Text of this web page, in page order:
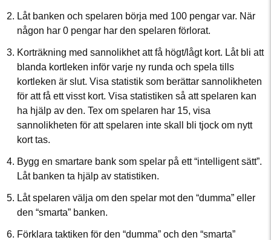
Låt banken och spelaren börja med 100 pengar var. När
någon har 0 pengar har den spelaren förlorat.
Korträkning med sannolikhet att få högt/lågt kort. Låt bli att
blanda kortleken inför varje ny runda och spela tills
kortleken är slut. Visa statistik som berättar sannolikheten
för att få ett visst kort. Visa statistiken så att spelaren kan
ha hjälp av den. Tex om spelaren har 15, visa
sannolikheten för att spelaren inte skall bli tjock om nytt
kort tas.
Bygg en smartare bank som spelar på ett “intelligent sätt”.
Låt banken ta hjälp av statistiken.
Låt spelaren välja om den spelar mot den “dumma” eller
den “smarta” banken.
Förklara taktiken för den “dumma” och den “smarta”